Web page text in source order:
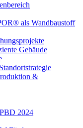
als Wandbaustoff
Gebäude
&
2024